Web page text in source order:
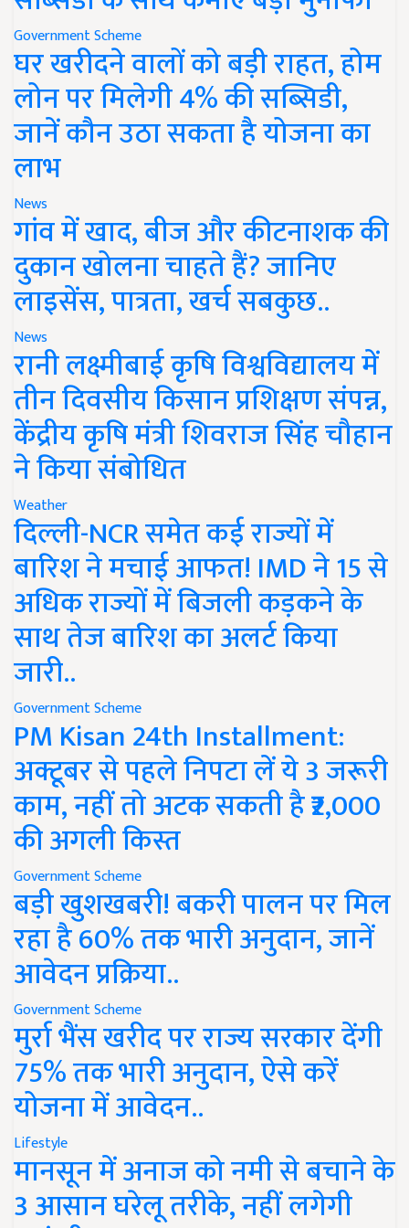
Government Scheme
घर खरीदने वालों को बड़ी राहत, होम
लोन पर मिलेगी 4% की सब्सिडी,
जानें कौन उठा सकता है योजना का
लाभ
News
गांव में खाद, बीज और कीटनाशक की
दुकान खोलना चाहते हैं? जानिए
लाइसेंस, पात्रता, खर्च सबकुछ..
News
रानी लक्ष्मीबाई कृषि विश्वविद्यालय में
तीन दिवसीय किसान प्रशिक्षण संपन्न,
केंद्रीय कृषि मंत्री शिवराज सिंह चौहान
ने किया संबोधित
Weather
दिल्ली-NCR समेत कई राज्यों में
बारिश ने मचाई आफत! IMD ने 15 से
अधिक राज्यों में बिजली कड़कने के
साथ तेज बारिश का अलर्ट किया
जारी..
Government Scheme
PM Kisan 24th Installment:
अक्टूबर से पहले निपटा लें ये 3 जरूरी
काम, नहीं तो अटक सकती है ₹2,000
की अगली किस्त
Government Scheme
बड़ी खुशखबरी! बकरी पालन पर मिल
रहा है 60% तक भारी अनुदान, जानें
आवेदन प्रक्रिया..
Government Scheme
मुर्रा भैंस खरीद पर राज्य सरकार देंगी
75% तक भारी अनुदान, ऐसे करें
योजना में आवेदन..
Lifestyle
मानसून में अनाज को नमी से बचाने के
3 आसान घरेलू तरीके, नहीं लगेगी